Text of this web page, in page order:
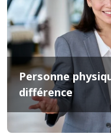
Personne
différence